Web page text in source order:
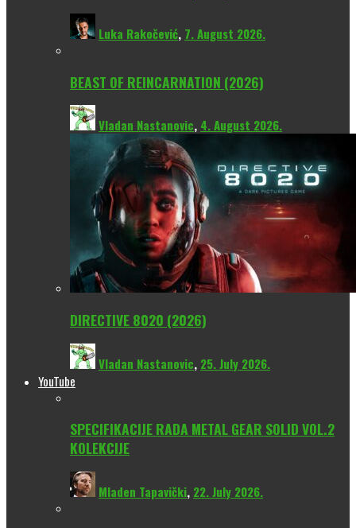
Luka Rakočević, 7. August 2026.
BEAST OF REINCARNATION (2026)
Vladan Nastanovic, 4. August 2026.
DIRECTIVE 8020 (2026)
Vladan Nastanovic, 25. July 2026.
YouTube
SPECIFIKACIJE RADA METAL GEAR SOLID VOL.2
KOLEKCIJE
Mladen Tapavički, 22. July 2026.